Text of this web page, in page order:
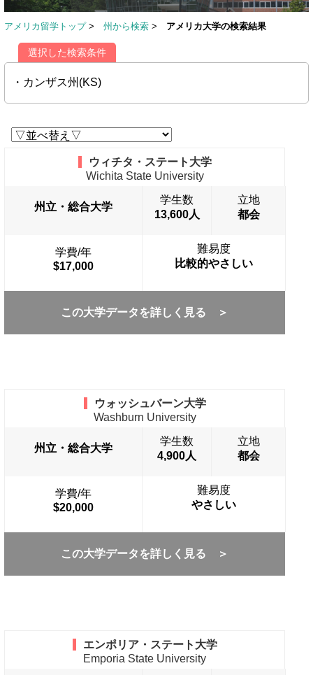
アメリカ留学トップ > 州から検索 > アメリカ大学の検索結果
選択した検索条件
・カンザス州(KS)
ウィチタ・ステート大学
Wichita State University
州立・総合大学
学生数
13,600人
立地
都会
学費/年
$17,000
難易度
比較的やさしい
この大学データを詳しく見る ＞
ウォッシュバーン大学
Washburn University
州立・総合大学
学生数
4,900人
立地
都会
学費/年
$20,000
難易度
やさしい
この大学データを詳しく見る ＞
エンポリア・ステート大学
Emporia State University